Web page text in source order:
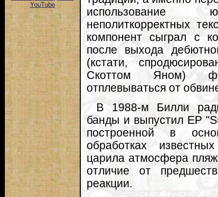
YouTube
использование
неполиткорректных
компонент сыграл с
после выхода
(кстати,
Скоттом Яном)
отплевываться от
В 1988-м Билли
банды и выпустил EP
построенной в
обработках
царила атмосфера
отличие от
реакции.